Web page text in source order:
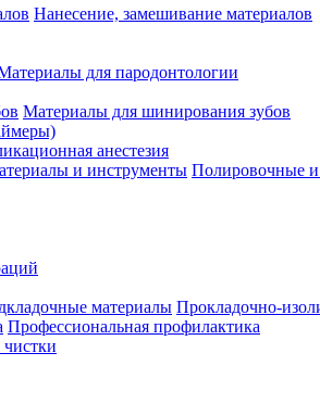
Нанесение, замешивание материалов
для пародонтологии
Материалы для шинирования зубов
анестезия
Полировочные
Прокладочно-
Профессиональная профилактика